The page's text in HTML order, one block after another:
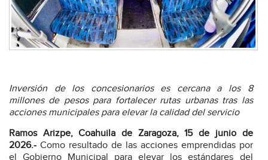
Inversión de los concesionarios es cercana a los 8
millones de pesos para fortalecer rutas urbanas tras las
acciones municipales para elevar la calidad del servicio
Ramos Arizpe, Coahuila de Zaragoza, 15 de junio de
2026.- Como resultado de las acciones emprendidas por
el Gobierno Municipal para elevar los estándares del